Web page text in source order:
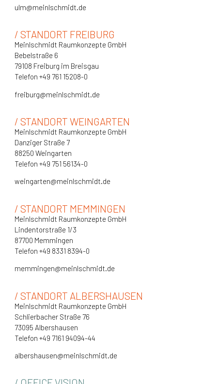
ulm@meinlschmidt.de
/ STANDORT FREIBURG
Meinlschmidt Raumkonzepte GmbH
Bebelstraße 6
79108 Freiburg im Breisgau
Telefon +49 761 15208-0
freiburg@meinlschmidt.de
/ STANDORT WEINGARTEN
Meinlschmidt Raumkonzepte GmbH
Danziger Straße 7
88250 Weingarten
Telefon +49 751 56134-0
weingarten@meinlschmidt.de
/ STANDORT MEMMINGEN
Meinlschmidt Raumkonzepte GmbH
Lindentorstraße 1/3
87700 Memmingen
Telefon +49 8331 8394-0
memmingen@meinlschmidt.de
/ STANDORT ALBERSHAUSEN
Meinlschmidt Raumkonzepte GmbH
Schlierbacher Straße 76
73095 Albershausen
Telefon +49 7161 94094-44
albershausen@meinlschmidt.de